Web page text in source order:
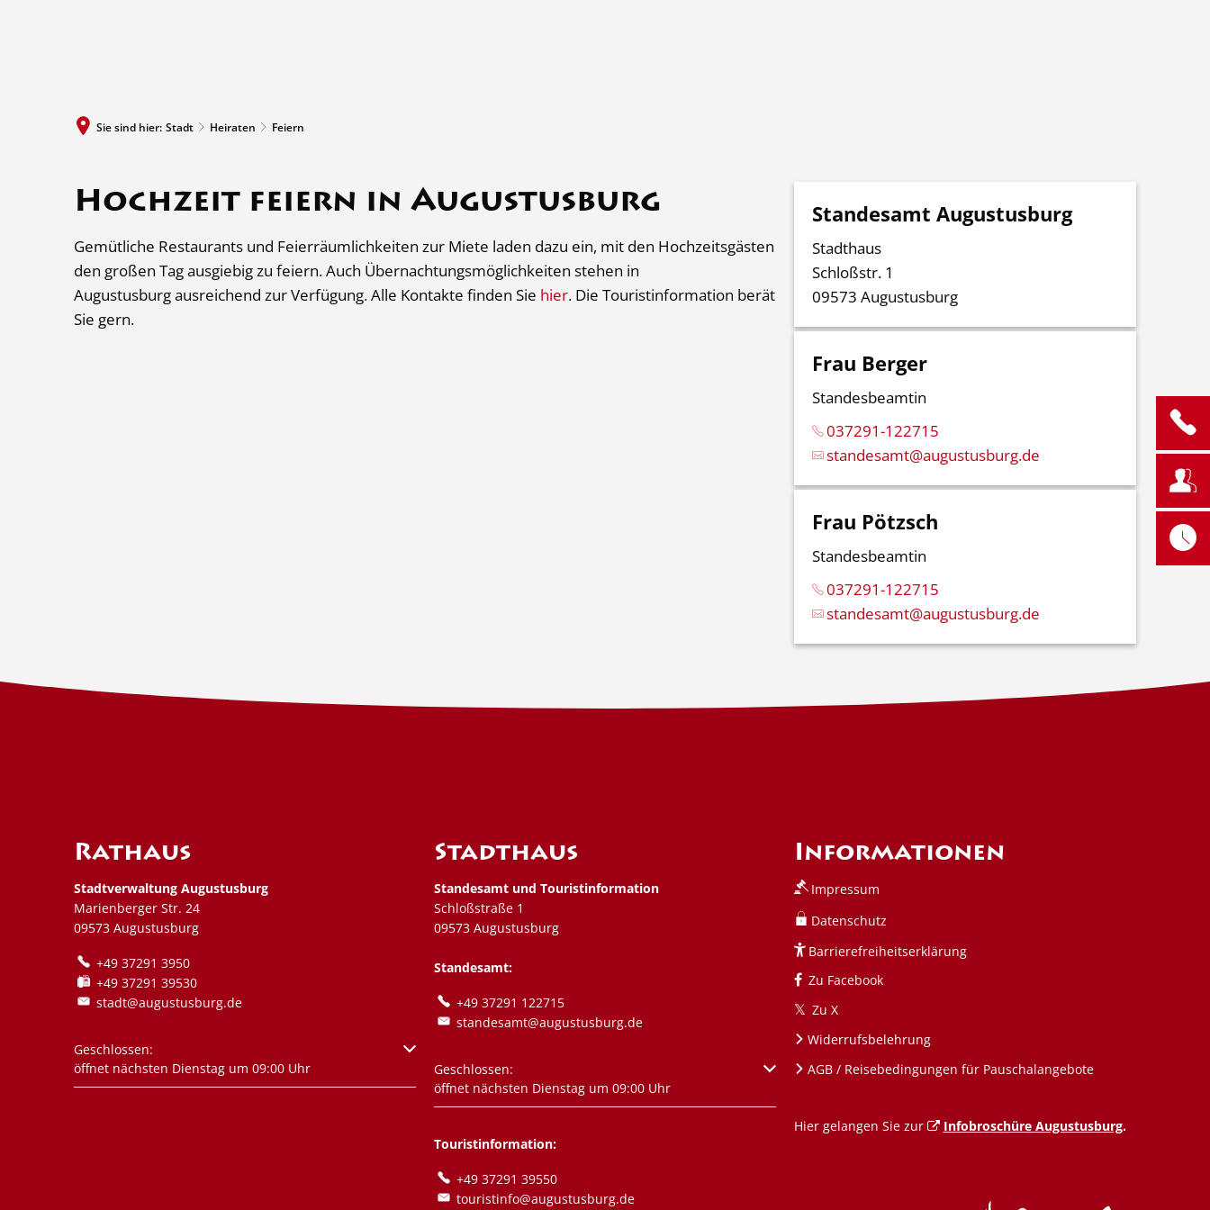
Sie sind hier: Stadt Heiraten Feiern
Hochzeit feiern in Augustusburg
Gemütliche Restaurants und Feierräumlichkeiten zur Miete laden dazu ein, mit den Hochzeitsgästen
den großen Tag ausgiebig zu feiern. Auch Übernachtungsmöglichkeiten stehen in
Augustusburg ausreichend zur Verfügung. Alle Kontakte finden Sie hier. Die Touristinformation berät
Sie gern.
Standesamt Augustusburg
Stadthaus
Schloßstr. 1
09573 Augustusburg
Frau Berger
Standesbeamtin
037291-122715
standesamt@augustusburg.de
Frau Pötzsch
Standesbeamtin
037291-122715
standesamt@augustusburg.de
Rathaus
Stadtverwaltung Augustusburg
Marienberger Str. 24
09573 Augustusburg
+49 37291 3950
+49 37291 39530
stadt@augustusburg.de
Klicken, um weitere Öffnungs- oder Schließzeiten auszublenden
Geschlossen:
öffnet nächsten Dienstag um 09:00 Uhr
Stadthaus
Standesamt und Touristinformation
Schloßstraße 1
09573 Augustusburg
Standesamt:
+49 37291 122715
standesamt@augustusburg.de
Klicken, um weitere Öffnungs- oder Schließzeiten auszublenden
Geschlossen:
öffnet nächsten Dienstag um 09:00 Uhr
Touristinformation:
+49 37291 39550
touristinfo@augustusburg.de
Informationen
Impressum
Datenschutz
Barrierefreiheitserklärung
Zu Facebook
Zu X
Widerrufsbelehrung
AGB / Reisebedingungen für Pauschalangebote
Hier gelangen Sie zur Infobroschüre Augustusburg.